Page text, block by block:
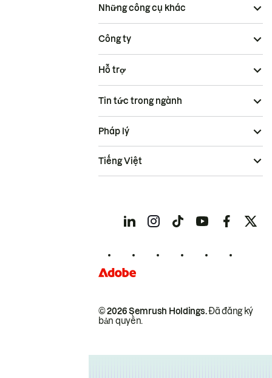
Những công cụ khác
Công ty
Hỗ trợ
Tin tức trong ngành
© 2026 Semrush Holdings.Đã đăng ký
bản quyền.
Pháp lý
Tiếng Việt